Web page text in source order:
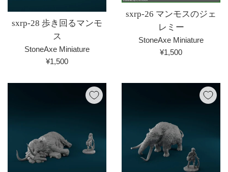
sxrp-28 歩き回るマンモ
ス
StoneAxe Miniature
通
価
¥1,500
sxrp-26 マンモスのジェ
レミー
StoneAxe Miniature
通
¥1,500